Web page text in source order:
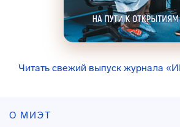
Читать свежий выпуск журнала
О МИЭТ